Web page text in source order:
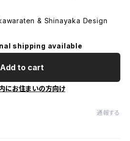
& Shinayaka Design
shipping available
Add to cart
にお住まいの方向け
通報する